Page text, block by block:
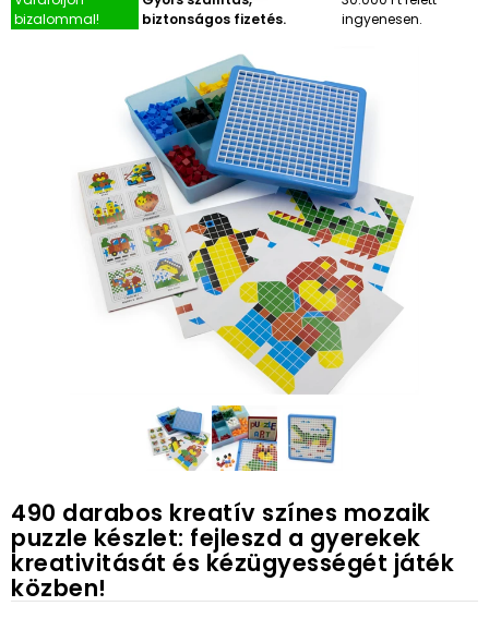
bizalommal!
biztonságos fizetés.
ingyenesen.
490 darabos kreatív színes mozaik
puzzle készlet: fejleszd a gyerekek
kreativitását és kézügyességét játék
közben!